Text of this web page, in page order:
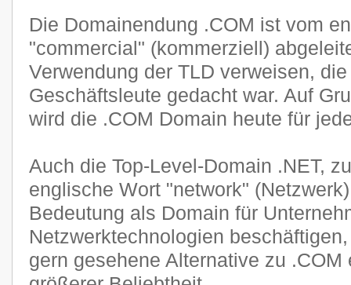
Die Domainendung .COM ist vom
"commercial" (kommerziell)
Verwendung der TLD verweisen,
Geschäftsleute gedacht war. Auf
wird die .COM Domain heute für
Auch die Top-Level-Domain .NET,
englische Wort "network"
Bedeutung als Domain für
Netzwerktechnologien
gern gesehene Alternative zu